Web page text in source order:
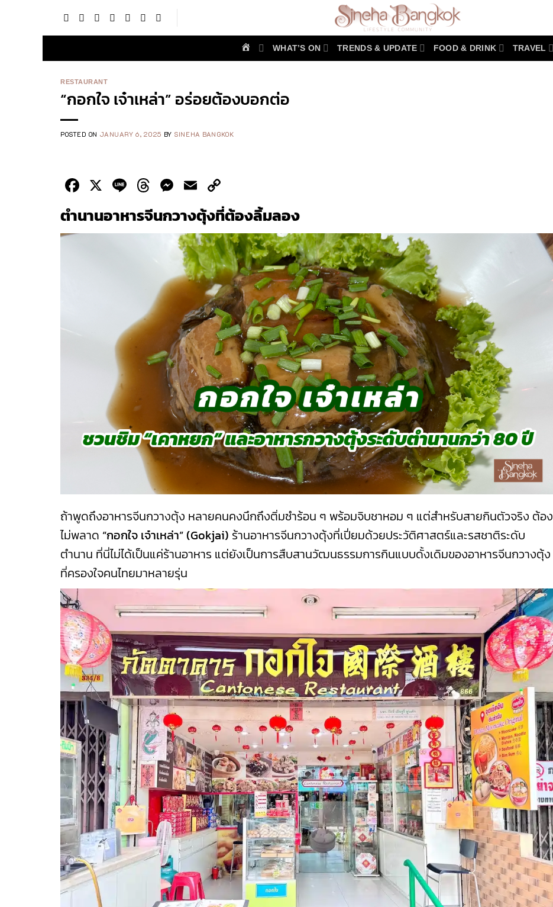
content
WHAT’S ON TRENDS & UPDATE FOOD & DRINK TRAVEL
RESTAURANT
“กอกใจ เจ๋าเหล่า” อร่อยต้องบอกต่อ
POSTED ON JANUARY 6, 2025 BY SINEHA BANGKOK
Facebook
X LineThreads
Messenger
Email
Link
ตำนานอาหารจีนกวางตุ้งที่ต้องลิ้มลอง
ถ้าพูดถึงอาหารจีนกวางตุ้ง หลายคนคงนึกถึงติ่มซำร้อน ๆ พร้อมจิบชาหอม ๆ แต่สำหรับสายกินตัวจริง ต้อง
ไม่พลาด “กอกใจ เจ๋าเหล่า”(Gokjai) ร้านอาหารจีนกวางตุ้งที่เปี่ยมด้วยประวัติศาสตร์และรสชาติระดับ
ตำนาน ที่นี่ไม่ได้เป็นแค่ร้านอาหาร แต่ยังเป็นการสืบสานวัฒนธรรมการกินแบบดั้งเดิมของอาหารจีนกวางตุ้ง
ที่ครองใจคนไทยมาหลายรุ่น